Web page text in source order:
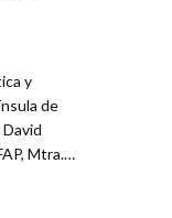
y
de
Mtra.…